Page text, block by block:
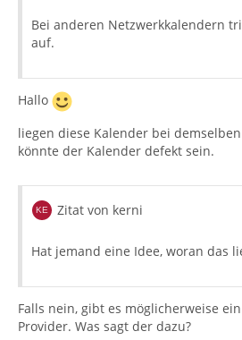
Bei anderen Netzwerkkalendern
auf.
Hallo
liegen diese Kalender bei
könnte der Kalender defekt sein.
Zitat von kerni
Hat jemand eine Idee, woran das
Falls nein, gibt es möglicherweise
Provider. Was sagt der dazu?